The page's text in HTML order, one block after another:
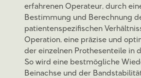
erfahrenen Operateur, durch
Bestimmung und Berechnung
patientenspezifischen
Operation, eine präzise und
der einzelnen Prothesenteile in
So wird eine bestmögliche
Beinachse und der